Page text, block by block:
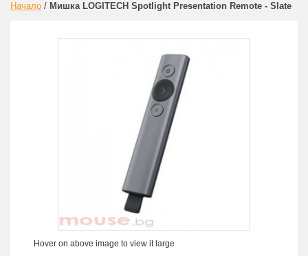
Начало / Мишка LOGITECH Spotlight Presentation Remote - Slate
Hover on above image to view it large